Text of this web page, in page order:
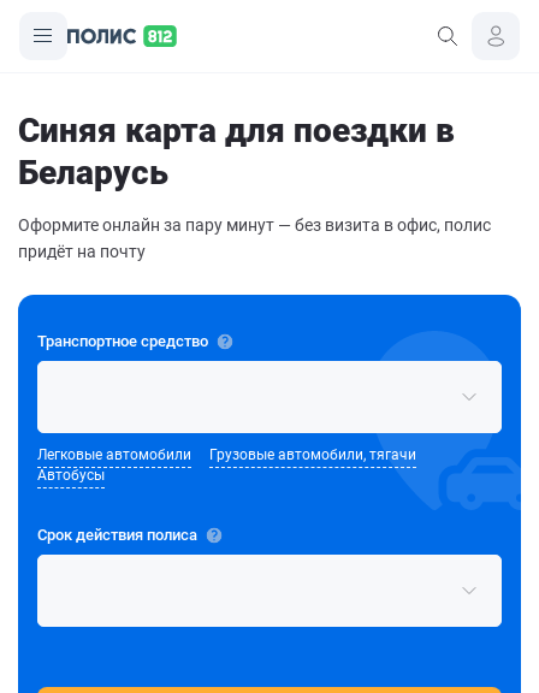
Синяя карта для поездки в
Беларусь
Оформите онлайн за пару минут — без визита в офис, полис
придёт на почту
Транспортное средство
Легковые автомобили
Грузовые автомобили, тягачи
Автобусы
Срок действия полиса